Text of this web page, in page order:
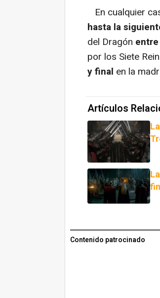
En cualquier
hasta la
del Dragón
por los Siete
y final en la
Artículos
Contenido patrocinado